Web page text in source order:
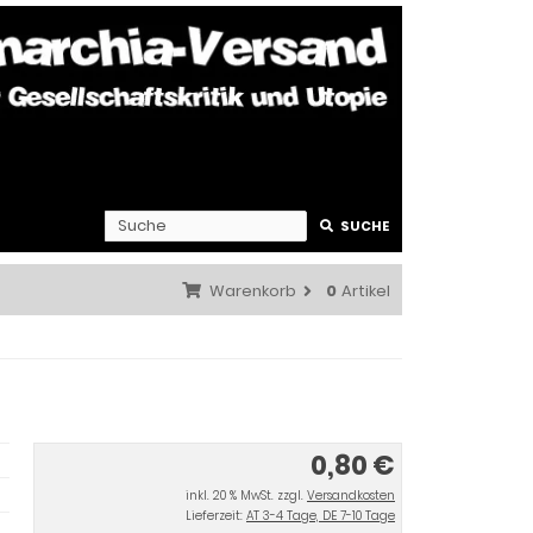
SUCHE
Warenkorb 0 Artikel
0,80 €
inkl. 20 % MwSt. zzgl. Versandkosten
Lieferzeit: AT 3-4 Tage, DE 7-10 Tage